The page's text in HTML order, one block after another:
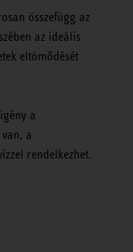
összefügg az
az ideális
eltömődését
a
a
rendelkezhet.